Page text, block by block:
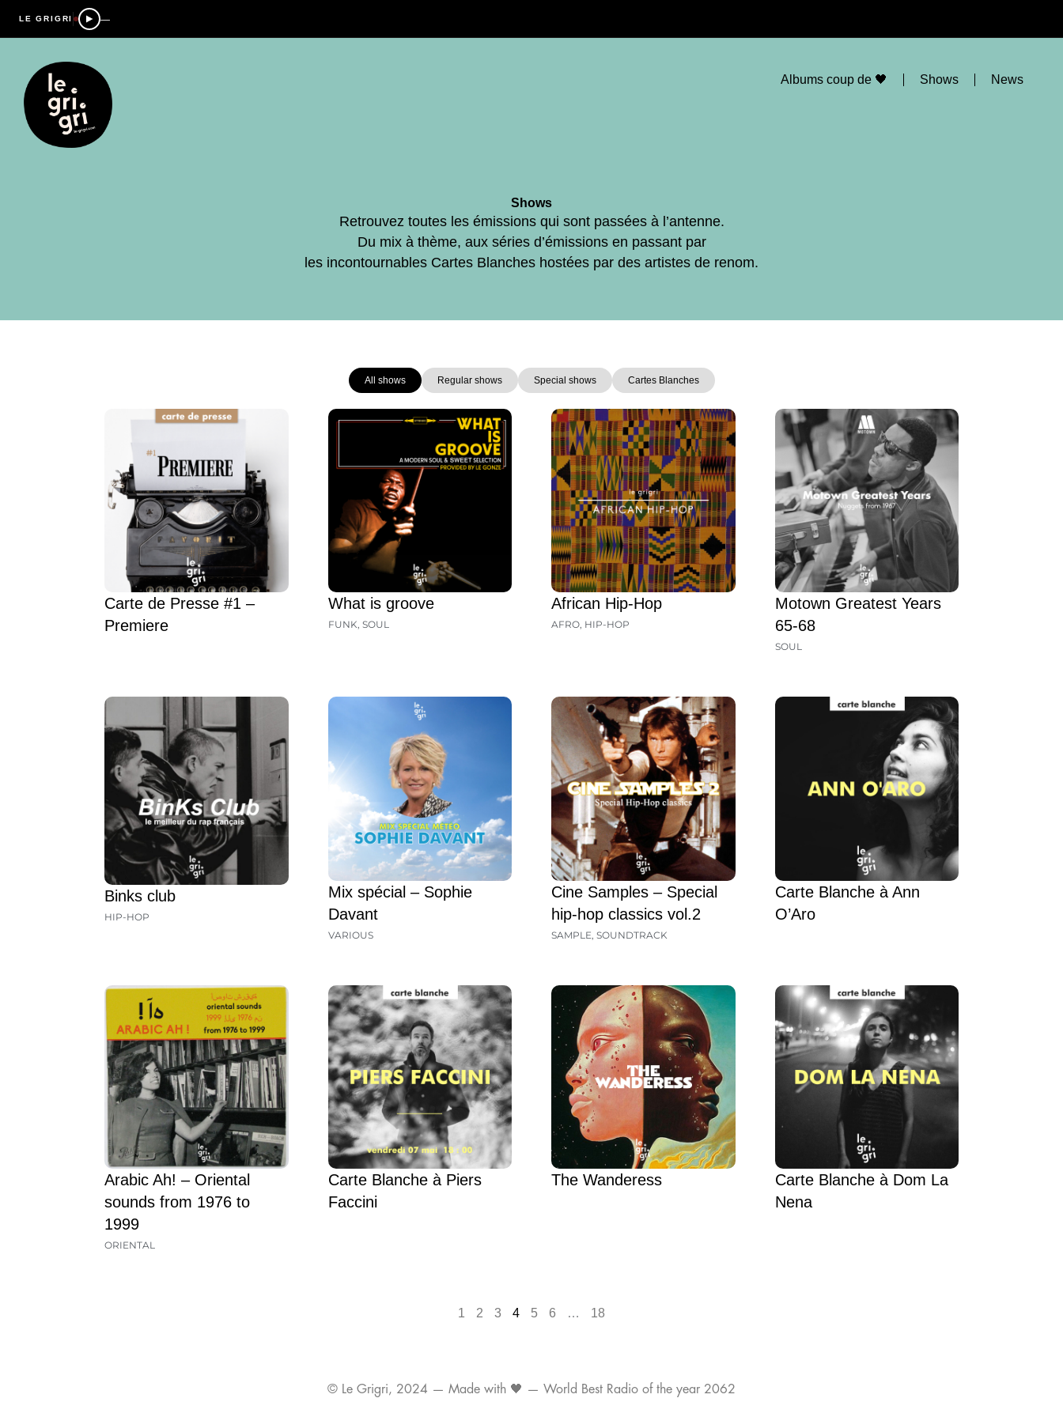
LE GRIGRI —
Albums coup de 🖤 Shows News
Shows
Retrouvez toutes les émissions qui sont passées à l’antenne.
Du mix à thème, aux séries d’émissions en passant par
les incontournables Cartes Blanches hostées par des artistes de renom.
All shows Regular shows Special shows Cartes Blanches
Carte de Presse #1 –
Premiere
What is groove
FUNK, SOUL
African Hip-Hop
AFRO, HIP-HOP
Motown Greatest Years
65-68
SOUL
Binks club
HIP-HOP
Mix spécial – Sophie
Davant
VARIOUS
Cine Samples – Special
hip-hop classics vol.2
SAMPLE SOUNDTRACK
Carte Blanche à Ann
O’Aro
Arabic Ah! – Oriental
sounds from 1976 to
1999
ORIENTAL
Carte Blanche à Piers
Faccini
The Wanderess
Carte Blanche à Dom La
Nena
Page
1
Page
2
Page
3 4
Page
5
Page
6 …
Page
18
© Le Grigri, 2024 — Made with 🖤 — World Best Radio of the year 2062